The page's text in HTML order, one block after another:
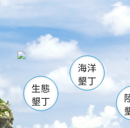
龜山 海生館
恆春
龍鑾潭自
瓊麻館
關山
白砂
生態
墾丁
海洋
墾丁